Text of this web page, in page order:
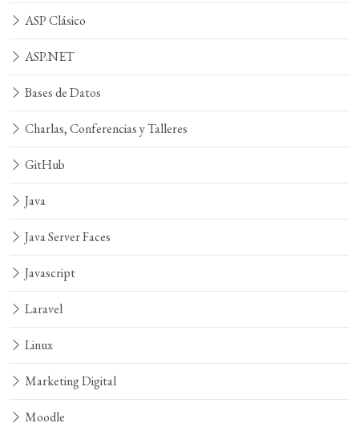
ASP Clásico
ASP.NET
Bases de Datos
Charlas, Conferencias y Talleres
GitHub
Java
Java Server Faces
Javascript
Laravel
Linux
Marketing Digital
Moodle